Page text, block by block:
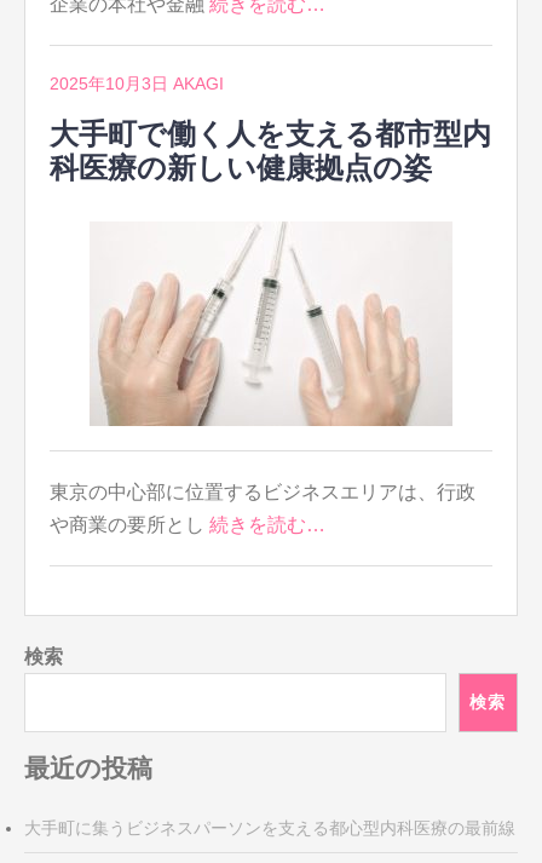
企業の本社や金融 続きを読む…
2025年10月3日 AKAGI
大手町で働く人を支える都市型内
科医療の新しい健康拠点の姿
東京の中心部に位置するビジネスエリアは、行政
や商業の要所とし 続きを読む…
検索
検索
最近の投稿
大手町に集うビジネスパーソンを支える都心型内科医療の最前線